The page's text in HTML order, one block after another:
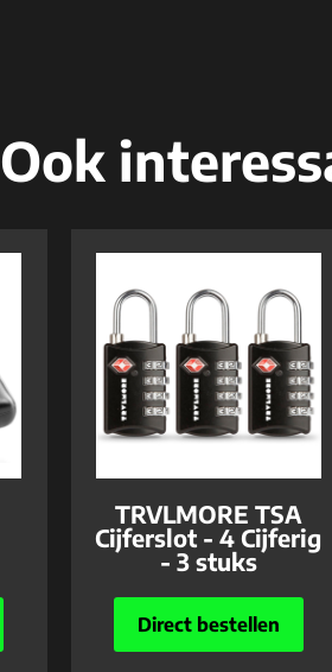
Ook
TRVLMORE TSA
Cijferslot - 4 Cijferig
- 3 stuks
Direct bestellen